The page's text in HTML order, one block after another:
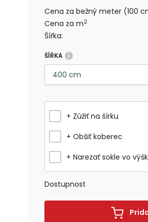
Cena za bežný meter (100
Cena za m2
Šířka:
ŠÍŘKA
+ Zúžiť na šírku
+ Obšiť koberec
+ Narezať sokle vo
Dostupnost